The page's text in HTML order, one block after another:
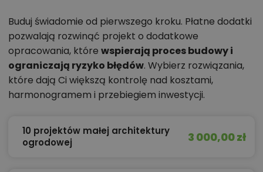
Buduj świadomie od pierwszego kroku. Płatne dodatki
pozwalają rozwinąć projekt o dodatkowe
opracowania, które wspierają proces budowy i
ograniczają ryzyko błędów. Wybierz rozwiązania,
które dają Ci większą kontrolę nad kosztami,
harmonogramem i przebiegiem inwestycji.
10 projektów małej architektury
ogrodowej
3 000,00 zł